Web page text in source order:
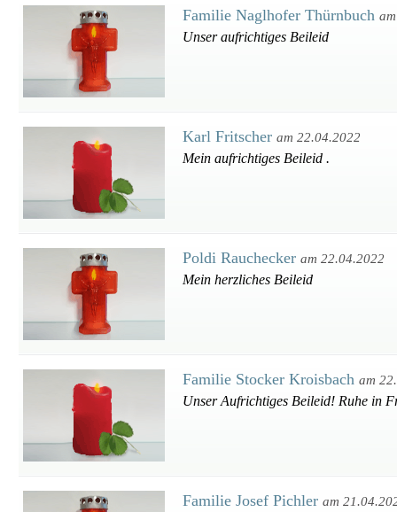
Familie Naglhofer Thürnbuch
Unser aufrichtiges Beileid
Karl Fritscher am 22.04.2022
Mein aufrichtiges Beileid .
Poldi Rauchecker am 22.04.2022
Mein herzliches Beileid
Familie Stocker Kroisbach am
Unser Aufrichtiges Beileid! Ruhe in
Familie Josef Pichler am